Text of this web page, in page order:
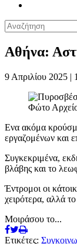
Αθήνα:
9 Απριλίου 2025 |
Φώτο
Ενα ακόμα
εργαζομένων και
Συγκεκριμένα,
βλάβης και το
Έντρομοι οι
χειρότερα, αλλά
Μοιράσου το...
Ετικέτες: